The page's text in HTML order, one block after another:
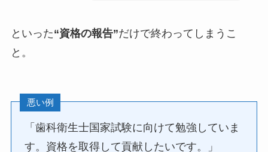
といった“資格の報告”だけで終わってしまうこ
と。
悪い例
「歯科衛生士国家試験に向けて勉強していま
す。資格を取得して貢献したいです。」